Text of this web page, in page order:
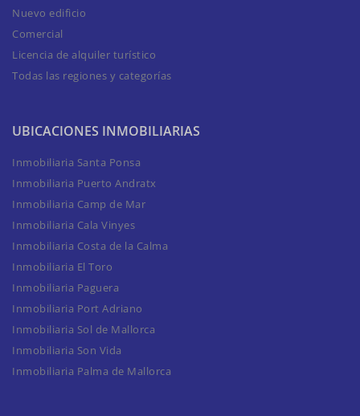
Nuevo edificio
Comercial
Licencia de alquiler turístico
Todas las regiones y categorías
UBICACIONES INMOBILIARIAS
Inmobiliaria Santa Ponsa
Inmobiliaria Puerto Andratx
Inmobiliaria Camp de Mar
Inmobiliaria Cala Vinyes
Inmobiliaria Costa de la Calma
Inmobiliaria El Toro
Inmobiliaria Paguera
Inmobiliaria Port Adriano
Inmobiliaria Sol de Mallorca
Inmobiliaria Son Vida
Inmobiliaria Palma de Mallorca